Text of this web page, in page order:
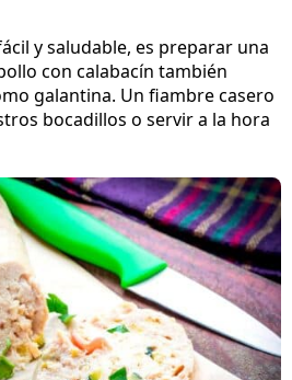
y saludable, es preparar una
con calabacín también
galantina. Un fiambre casero
bocadillos o servir a la hora